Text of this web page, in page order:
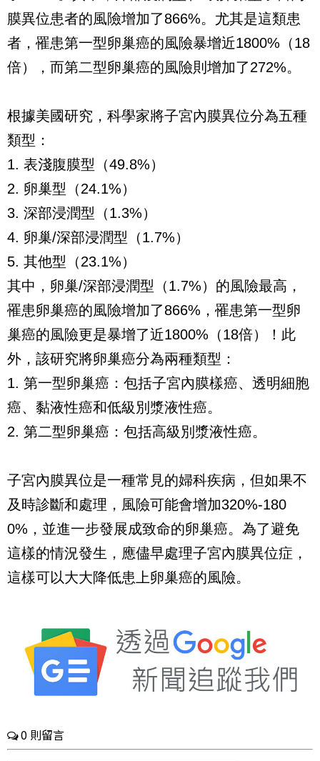
膜異位患者的風險增加了866%。尤其是這類患
者，罹患第一型卵巢癌的風險暴增近1800%（18
倍），而第二型卵巢癌的風險則增加了272%。
根據美國研究，科學家將子宮內膜異位分為五種
類型：
1. 表淺腹膜型（49.8%）
2. 卵巢型（24.1%）
3. 深部浸潤型（1.3%）
4. 卵巢/深部浸潤型（1.7%）
5. 其他型（23.1%）
其中，卵巢/深部浸潤型（1.7%）的風險最高，
罹患卵巢癌的風險增加了866%，罹患第一型卵
巢癌的風險更是暴增了近1800%（18倍）！此
外，該研究將卵巢癌分為兩種類型：
1. 第一型卵巢癌：包括子宮內膜樣癌、透明細胞
癌、黏液性癌和低級別漿液性癌。
2. 第二型卵巢癌：包括高級別漿液性癌。
子宮內膜異位是一種常見的婦科疾病，但如果不
及時診斷和處理，風險可能會增加320%-180
0%，並進一步發展成致命的卵巢癌。為了避免
這樣的情況發生，應儘早處理子宮內膜異位症，
這樣可以大大降低患上卵巢癌的風險。